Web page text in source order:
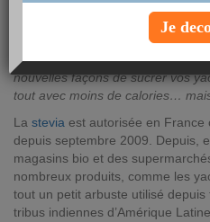
Stevia, sucre de coco, sirops de
nouvelles façons de sucrer vos
tout avec moins de calories…
La stevia est autorisée en France
depuis septembre 2009. Depuis,
magasins bio et des
nombreux produits, comme les
tout un petit arbuste utilisé
tribus indiennes d’Amérique
Je